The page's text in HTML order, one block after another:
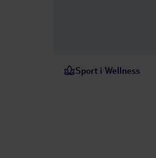
Sport i Wellness